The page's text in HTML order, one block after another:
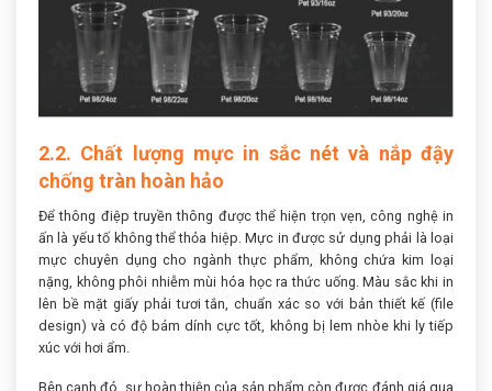
2.2. Chất lượng mực in sắc nét và nắp đậy
chống tràn hoàn hảo
Để thông điệp truyền thông được thể hiện trọn vẹn, công nghệ in
ấn là yếu tố không thể thỏa hiệp. Mực in được sử dụng phải là loại
mực chuyên dụng cho ngành thực phẩm, không chứa kim loại
nặng, không phôi nhiễm mùi hóa học ra thức uống. Màu sắc khi in
lên bề mặt giấy phải tươi tắn, chuẩn xác so với bản thiết kế (file
design) và có độ bám dính cực tốt, không bị lem nhòe khi ly tiếp
xúc với hơi ẩm.
Bên cạnh đó, sự hoàn thiện của sản phẩm còn được đánh giá qua